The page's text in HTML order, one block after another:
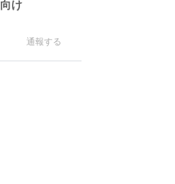
け
通報する